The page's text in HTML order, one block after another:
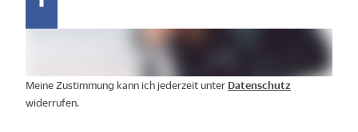
Meine Zustimmung kann ich jederzeit unter Datenschutz
widerrufen.